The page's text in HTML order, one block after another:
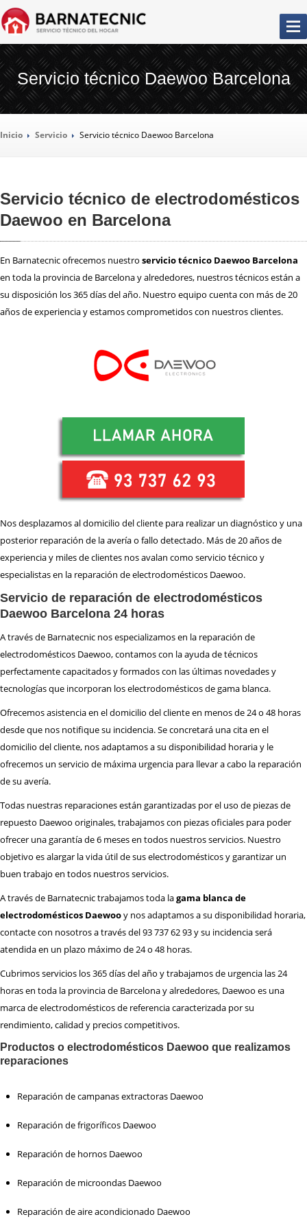
SERVICIO TÉCNICO BARCELONA
LAEMPRESA
REPARACIÓNCALDERAS
REPARACIÓNCALENTADORES
REPARACIÓNCAMPANAS EXTRACTORAS
REPARACIÓNCONGELADORES
REPARACIÓN
REPARACIÓNHORNOS
LAVAVAJILLAS
SECADORAS
REPARACIÓNVITROCERAMICAS
CON NOSOTROS
DE ACTUACIÓN
CONTACTO BARNATECNIC
Servicio técnico Daewoo Barcelona
Inicio Servicio Serviciotécnico Daewoo Barcelona
Servicio técnico de electrodomésticos
Daewoo en Barcelona
En Barnatecnic ofrecemos nuestro servicio técnico Daewoo Barcelona
en toda la provincia de Barcelona y alrededores, nuestros técnicos están a
su disposición los 365 días del año. Nuestro equipo cuenta con más de 20
años de experiencia y estamos comprometidos con nuestros clientes.
Nos desplazamos al domicilio del cliente para realizar un diagnóstico y una
posterior reparación de la avería o fallo detectado. Más de 20 años de
experiencia y miles de clientes nos avalan como servicio técnico y
especialistas en la reparación de electrodomésticos Daewoo.
Servicio de reparación de electrodomésticos
Daewoo Barcelona 24 horas
A través de Barnatecnic nos especializamos en la reparación de
electrodomésticos Daewoo, contamos con la ayuda de técnicos
perfectamente capacitados y formados con las últimas novedades y
tecnologías que incorporan los electrodomésticos de gama blanca.
Ofrecemos asistencia en el domicilio del cliente en menos de 24 o 48 horas
desde que nos notifique su incidencia. Se concretará una cita en el
domicilio del cliente, nos adaptamos a su disponibilidad horaria y le
ofrecemos un servicio de máxima urgencia para llevar a cabo la reparación
de su avería.
Todas nuestras reparaciones están garantizadas por el uso de piezas de
repuesto Daewoo originales, trabajamos con piezas oficiales para poder
ofrecer una garantía de 6 meses en todos nuestros servicios. Nuestro
objetivo es alargar la vida útil de sus electrodomésticos y garantizar un
buen trabajo en todos nuestros servicios.
A través de Barnatecnic trabajamos toda lagama blanca de
electrodomésticos Daewooy nos adaptamos a su disponibilidad horaria,
contacte con nosotros a través del 93 737 62 93 y su incidencia será
atendida en un plazo máximo de 24 o 48 horas.
Cubrimos servicios los 365 días del año y trabajamos de urgencia las 24
horas en toda la provincia de Barcelona y alrededores, Daewoo es una
marca de electrodomésticos de referencia caracterizada por su
rendimiento, calidad y precios competitivos.
Productos o electrodomésticos Daewoo que realizamos
reparaciones
Reparación de campanas extractoras Daewoo
Reparación de frigoríficos Daewoo
Reparación de hornos Daewoo
Reparación de microondas Daewoo
Reparación de aire acondicionado Daewoo